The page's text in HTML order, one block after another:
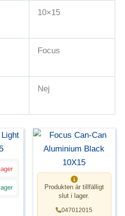
10×15
Focus
Nej
Produkten är tillfälligt
slut i lager.
047012015